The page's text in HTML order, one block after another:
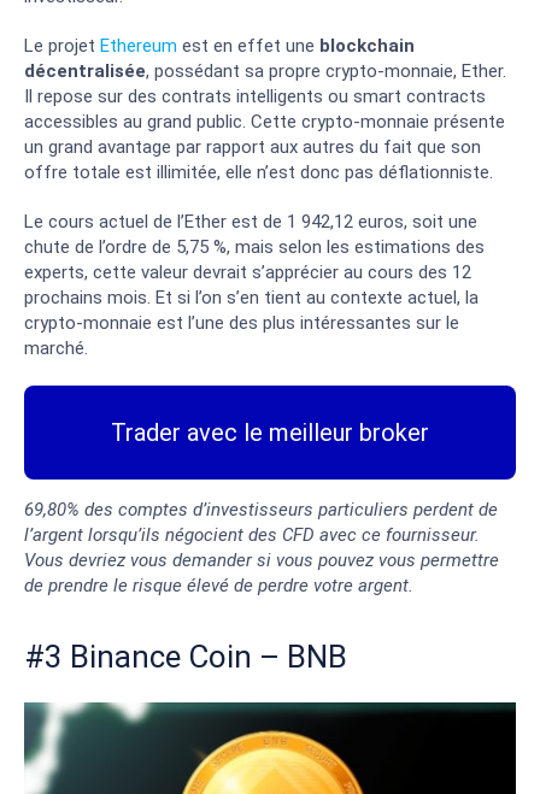
Le projet Ethereum est en effet une blockchain
décentralisée, possédant sa propre crypto-monnaie, Ether.
Il repose sur des contrats intelligents ou smart contracts
accessibles au grand public. Cette crypto-monnaie présente
un grand avantage par rapport aux autres du fait que son
offre totale est illimitée, elle n’est donc pas déflationniste.
Le cours actuel de l’Ether est de 1 942,12 euros, soit une
chute de l’ordre de 5,75 %, mais selon les estimations des
experts, cette valeur devrait s’apprécier au cours des 12
prochains mois. Et si l’on s’en tient au contexte actuel, la
crypto-monnaie est l’une des plus intéressantes sur le
marché.
Trader avec le meilleur broker
69,80% des comptes d’investisseurs particuliers perdent de
l’argent lorsqu’ils négocient des CFD avec ce fournisseur.
Vous devriez vous demander si vous pouvez vous permettre
de prendre le risque élevé de perdre votre argent.
#3 Binance Coin – BNB